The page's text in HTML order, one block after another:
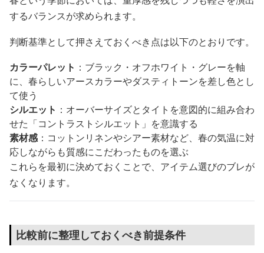
するバランスが求められます。
判断基準として押さえておくべき点は以下のとおりです。
カラーパレット ：ブラック・オフホワイト・グレーを軸
に、春らしいアースカラーやダスティトーンを差し色とし
て使う
シルエット ：オーバーサイズとタイトを意図的に組み合わ
せた「コントラストシルエット」を意識する
素材感：コットンリネンやシアー素材など、春の気温に対
応しながらも質感にこだわったものを選ぶ
これらを最初に決めておくことで、アイテム選びのブレが
なくなります。
比較前に整理しておくべき前提条件